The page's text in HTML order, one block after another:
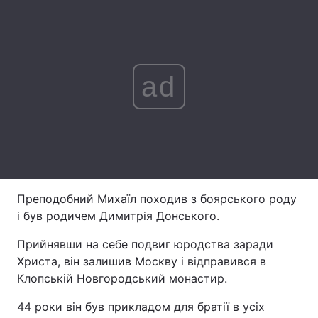
Статті
Думки
ad
Преподобний Михаїл походив з боярського роду
і був родичем Димитрія Донського.
Прийнявши на себе подвиг юродства заради
Христа, він залишив Москву і відправився в
Клопській Новгородський монастир.
44 роки він був прикладом для братії в усіх